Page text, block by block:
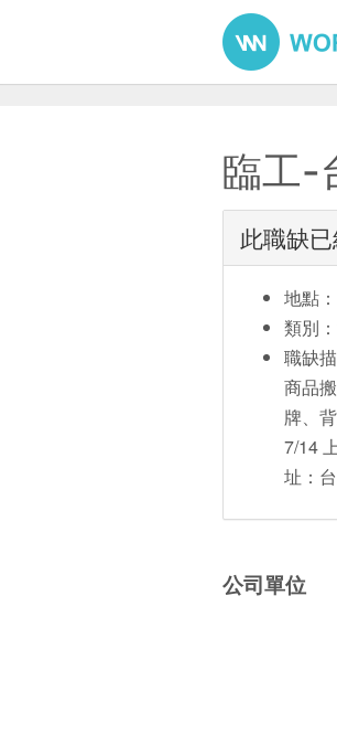
臨工-
此職缺
地點
類別
職缺
商品
牌、
7/14
址：
公司單位